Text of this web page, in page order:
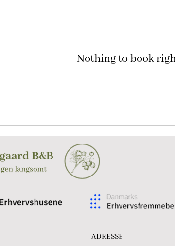
Nothing to book
ADRESSE